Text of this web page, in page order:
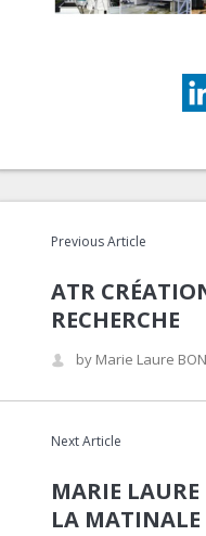
Previous Article
ATR
RECHERCHE
by Marie Laure
Next Article
MARIE
LA MATINALE